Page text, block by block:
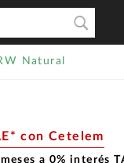
Natural
con Cetelem
a 0% interés